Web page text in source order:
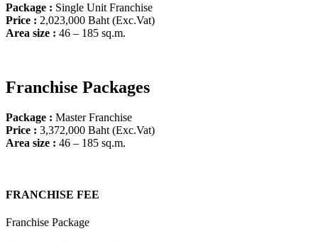
Package : Single Unit Franchise
Price : 2,023,000 Baht (Exc.Vat)
Area size : 46 – 185 sq.m.
Franchise Packages
Package : Master Franchise
Price : 3,372,000 Baht (Exc.Vat)
Area size : 46 – 185 sq.m.
FRANCHISE FEE
Franchise Package